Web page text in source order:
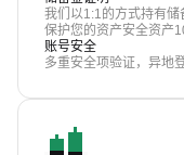
我们以1:1的方式持有
保护您的资产安全资产
账号安全
多重安全项验证，异地